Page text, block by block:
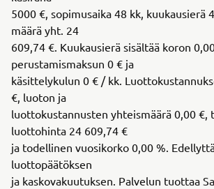
5000 €, sopimusaika 48 kk, kuukausierä
määrä yht. 24
609,74 €. Kuukausierä sisältää koron
perustamismaksun 0 € ja
käsittelykulun 0 € / kk.
€, luoton ja
luottokustannusten yhteismäärä 0,00 €,
luottohinta 24 609,74 €
ja todellinen vuosikorko 0,00 %.
luottopäätöksen
ja kaskovakuutuksen. Palvelun tuottaa